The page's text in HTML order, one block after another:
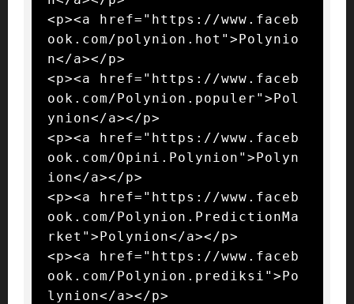
<p><a href="https://www.faceb
ook.com/polynion.hot">Polynio
n</a></p>
<p><a href="https://www.faceb
ook.com/Polynion.populer">Pol
ynion</a></p>
<p><a href="https://www.faceb
ook.com/Opini.Polynion">Polyn
ion</a></p>
<p><a href="https://www.faceb
ook.com/Polynion.PredictionMa
rket">Polynion</a></p>
<p><a href="https://www.faceb
ook.com/Polynion.prediksi">Po
lynion</a></p>